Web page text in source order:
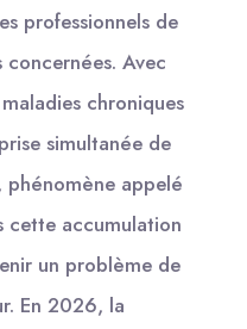
professionnels de
Avec
chroniques
simultanée de
phénomène appelé
cette accumulation
un problème de
En 2026, la